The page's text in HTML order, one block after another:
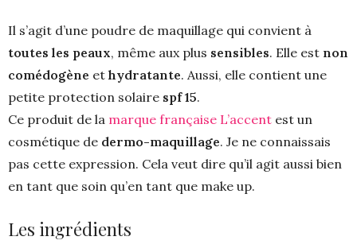
Il s’agit d’une poudre de maquillage qui convient à
toutes les peaux, même aux plus sensibles. Elle est non
comédogène et hydratante. Aussi, elle contient une
petite protection solaire spf 15.
Ce produit de la marque française L’accent est un
cosmétique de dermo-maquillage. Je ne connaissais
pas cette expression. Cela veut dire qu’il agit aussi bien
en tant que soin qu’en tant que make up.
Les ingrédients